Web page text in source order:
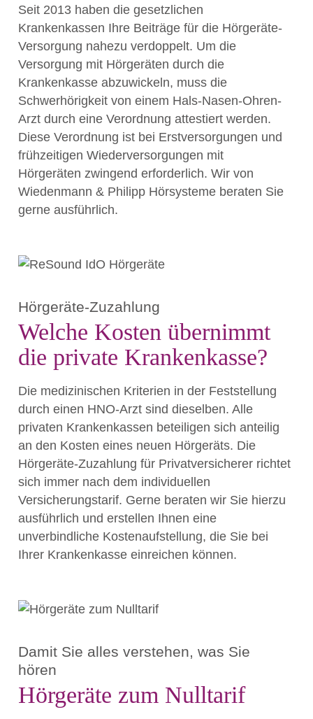
Seit 2013 haben die gesetzlichen
Krankenkassen Ihre Beiträge für die Hörgeräte-
Versorgung nahezu verdoppelt. Um die
Versorgung mit Hörgeräten durch die
Krankenkasse abzuwickeln, muss die
Schwerhörigkeit von einem Hals-Nasen-Ohren-
Arzt durch eine Verordnung attestiert werden.
Diese Verordnung ist bei Erstversorgungen und
frühzeitigen Wiederversorgungen mit
Hörgeräten zwingend erforderlich. Wir von
Wiedenmann & Philipp Hörsysteme beraten Sie
gerne ausführlich.
Hörgeräte-Zuzahlung
Welche Kosten übernimmt
die private Krankenkasse?
Die medizinischen Kriterien in der Feststellung
durch einen HNO-Arzt sind dieselben. Alle
privaten Krankenkassen beteiligen sich anteilig
an den Kosten eines neuen Hörgeräts. Die
Hörgeräte-Zuzahlung für Privatversicherer richtet
sich immer nach dem individuellen
Versicherungstarif. Gerne beraten wir Sie hierzu
ausführlich und erstellen Ihnen eine
unverbindliche Kostenaufstellung, die Sie bei
Ihrer Krankenkasse einreichen können.
Damit Sie alles verstehen, was Sie
hören
Hörgeräte zum Nulltarif